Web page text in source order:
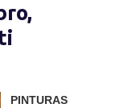
PINTURAS